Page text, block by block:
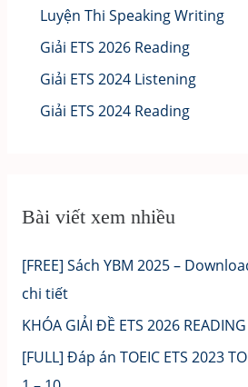
Luyện Thi Speaking Writing
Giải ETS 2026 Reading
Giải ETS 2024 Listening
Giải ETS 2024 Reading
Bài viết xem nhiều
[FREE] Sách YBM 2025 –
chi tiết
KHÓA GIẢI ĐỀ ETS 2026
[FULL] Đáp án TOEIC ETS 2023